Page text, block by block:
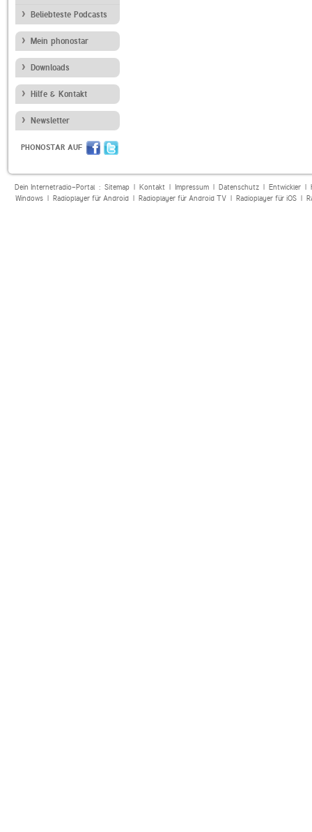
Beliebteste Podcasts
Mein phonostar
Downloads
Hilfe & Kontakt
Newsletter
PHONOSTAR AUF
Dein Internetradio-Portal : Sitemap| Kontakt| Impressum| Datenschutz| Entwickler|
Windows| Radioplayer für Android| Radioplayer für Android TV| Radioplayer für iOS|